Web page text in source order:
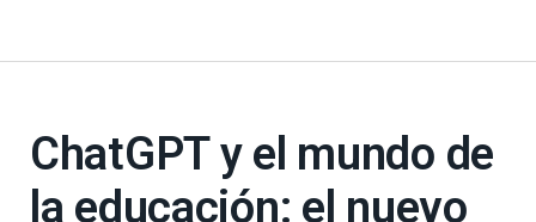
ChatGPT y el mundo de
la educación: el nuevo